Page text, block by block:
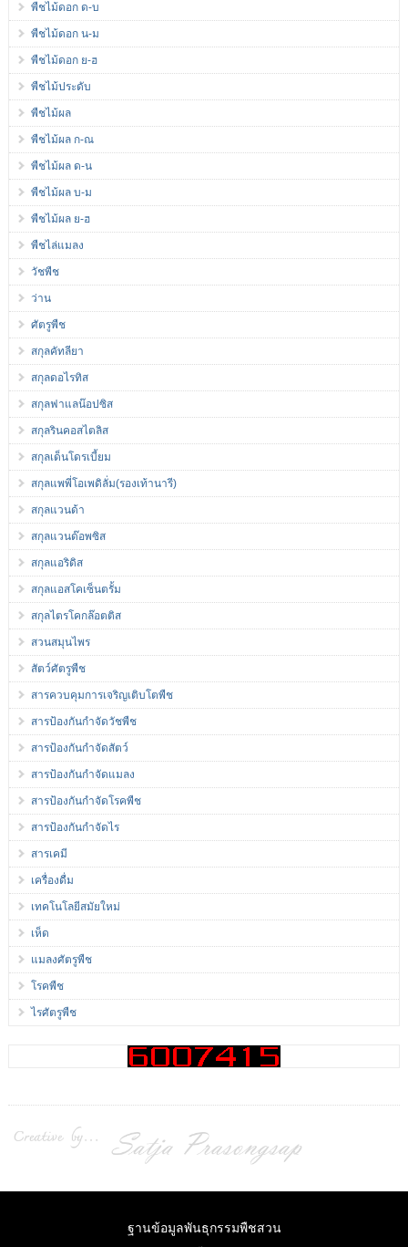
พืชไม้ดอก ด-บ
พืชไม้ดอก น-ม
พืชไม้ดอก ย-ฮ
พืชไม้ประดับ
พืชไม้ผล
พืชไม้ผล ก-ณ
พืชไม้ผล ด-น
พืชไม้ผล บ-ม
พืชไม้ผล ย-ฮ
พืชไล่แมลง
วัชพืช
ว่าน
ศัตรูพืช
สกุลคัทลียา
สกุลดอไรทิส
สกุลฟาแลน๊อปซิส
สกุลรินคอสไตลิส
สกุลเด็นโดรเบี้ยม
สกุลแพพี่โอเพดิลั่ม(รองเท้านารี)
สกุลแวนด้า
สกุลแวนด๊อพซิส
สกุลแอริดิส
สกุลแอสโคเซ็นตรั้ม
สกุลไตรโคกล๊อตติส
สวนสมุนไพร
สัตว์ศัตรูพืช
สารควบคุมการเจริญเติบโตพืช
สารป้องกันกำจัดวัชพืช
สารป้องกันกำจัดสัตว์
สารป้องกันกำจัดแมลง
สารป้องกันกำจัดโรคพืช
สารป้องกันกำจัดไร
สารเคมี
เครื่องดื่ม
เทคโนโลยีสมัยใหม่
เห็ด
แมลงศัตรูพืช
โรคพืช
ไรศัตรูพืช
ฐานข้อมูลพันธุกรรมพืชสวน